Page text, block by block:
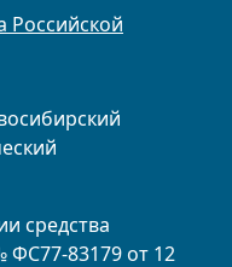
средства
83179 от 12
Российской